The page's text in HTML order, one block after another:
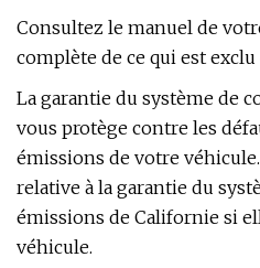
Consultez le manuel de
complète de ce qui est
La garantie du système de
vous protège contre les
émissions de votre
relative à la garantie du
émissions de Californie si
véhicule.